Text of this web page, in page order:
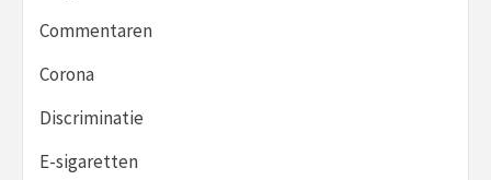
Commentaren
Corona
Discriminatie
E-sigaretten